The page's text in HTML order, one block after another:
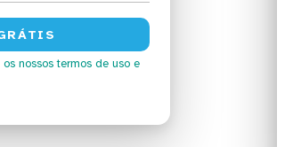
os nossos termos de uso e